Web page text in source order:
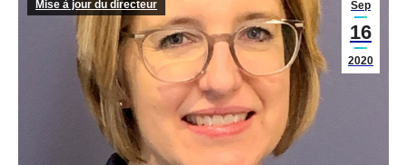
Sep
16
2020
Mise à jour du directeur